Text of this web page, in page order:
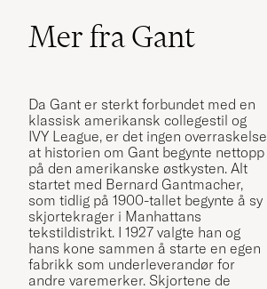
Mer fra Gant
Da Gant er sterkt forbundet med en
klassisk amerikansk collegestil og
IVY League, er det ingen overraskelse
at historien om Gant begynte nettopp
på den amerikanske østkysten. Alt
startet med Bernard Gantmacher,
som tidlig på 1900-tallet begynte å sy
skjortekrager i Manhattans
tekstildistrikt. I 1927 valgte han og
hans kone sammen å starte en egen
fabrikk som underleverandør for
andre varemerker. Skjortene de